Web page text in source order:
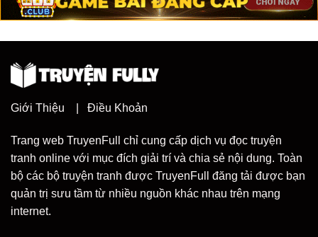
Giới Thiệu Điều Khoản
Trang web TruyenFull chỉ cung cấp dịch vụ đọc truyện
tranh online với mục đích giải trí và chia sẻ nội dung. Toàn
bộ các bộ truyện tranh được TruyenFull đăng tải được bạn
quản trị sưu tầm từ nhiều nguồn khác nhau trên mạng
internet.